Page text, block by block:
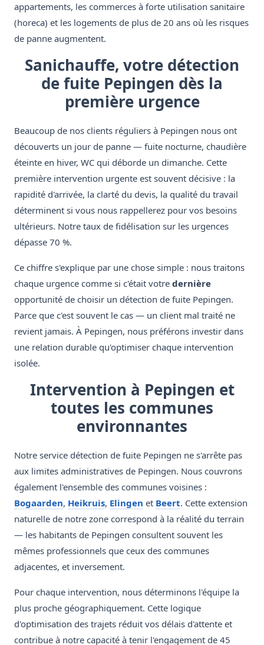
appartements, les commerces à forte utilisation sanitaire
(horeca) et les logements de plus de 20 ans où les risques
de panne augmentent.
Sanichauffe, votre détection
de fuite Pepingen dès la
première urgence
Beaucoup de nos clients réguliers à Pepingen nous ont
découverts un jour de panne — fuite nocturne, chaudière
éteinte en hiver, WC qui déborde un dimanche. Cette
première intervention urgente est souvent décisive : la
rapidité d'arrivée, la clarté du devis, la qualité du travail
déterminent si vous nous rappellerez pour vos besoins
ultérieurs. Notre taux de fidélisation sur les urgences
dépasse 70 %.
Ce chiffre s'explique par une chose simple : nous traitons
chaque urgence comme si c'était votre dernière
opportunité de choisir un détection de fuite Pepingen.
Parce que c'est souvent le cas — un client mal traité ne
revient jamais. À Pepingen, nous préférons investir dans
une relation durable qu'optimiser chaque intervention
isolée.
Intervention à Pepingen et
toutes les communes
environnantes
Notre service détection de fuite Pepingen ne s'arrête pas
aux limites administratives de Pepingen. Nous couvrons
également l'ensemble des communes voisines :
Bogaarden, Heikruis, Elingen et Beert. Cette extension
naturelle de notre zone correspond à la réalité du terrain
— les habitants de Pepingen consultent souvent les
mêmes professionnels que ceux des communes
adjacentes, et inversement.
Pour chaque intervention, nous déterminons l'équipe la
plus proche géographiquement. Cette logique
d'optimisation des trajets réduit vos délais d'attente et
contribue à notre capacité à tenir l'engagement de 45